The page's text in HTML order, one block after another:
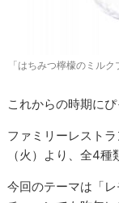
「はちみつ檸檬のミル
これからの時期にぴ
ファミリーレスト
（火）より、全4種
今回のテーマは「